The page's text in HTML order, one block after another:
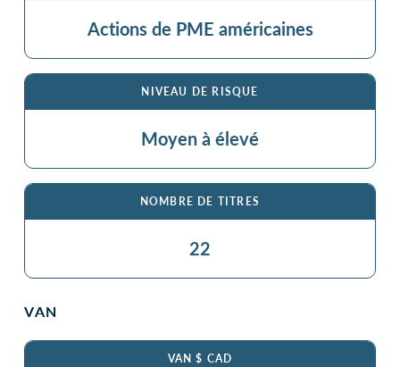
Actions de PME américaines
NIVEAU DE RISQUE
Moyen à élevé
NOMBRE DE TITRES
22
VAN
VAN $ CAD